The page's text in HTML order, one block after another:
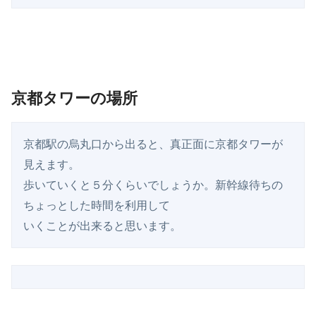
京都タワーの場所
京都駅の烏丸口から出ると、真正面に京都タワーが
見えます。
歩いていくと５分くらいでしょうか。新幹線待ちの
ちょっとした時間を利用して
いくことが出来ると思います。